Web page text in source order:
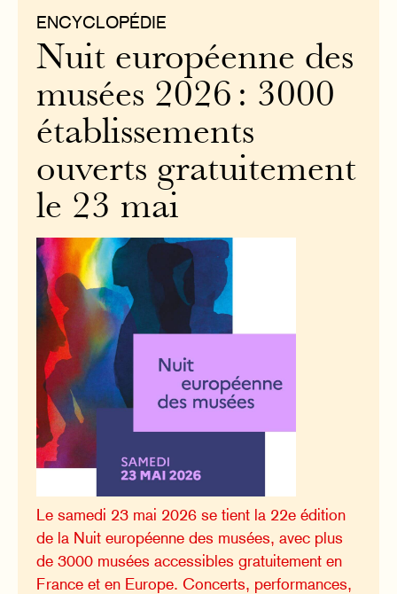
ENCYCLOPÉDIE
Nuit européenne des
musées 2026 : 3000
établissements
ouverts gratuitement
le 23 mai
Le samedi 23 mai 2026 se tient la 22e édition
de la Nuit européenne des musées, avec plus
de 3000 musées accessibles gratuitement en
France et en Europe. Concerts, performances,